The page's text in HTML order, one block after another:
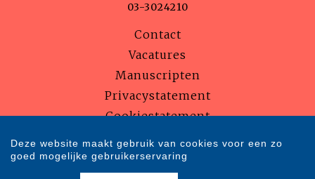
03-3024210
Contact
Vacatures
Manuscripten
Privacystatement
Cookiestatement
Cookie-instellingen
Deze website maakt gebruik van cookies voor een zo
goed mogelijke gebruikerservaring